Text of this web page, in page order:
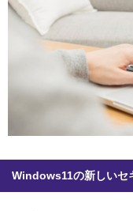
Windows11の新しいセ